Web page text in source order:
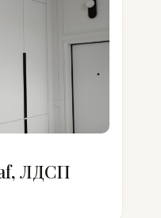
ЛДСП